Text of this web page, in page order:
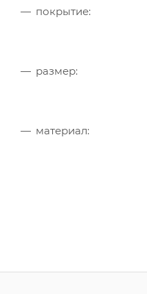
покрытие:
размер:
материал: